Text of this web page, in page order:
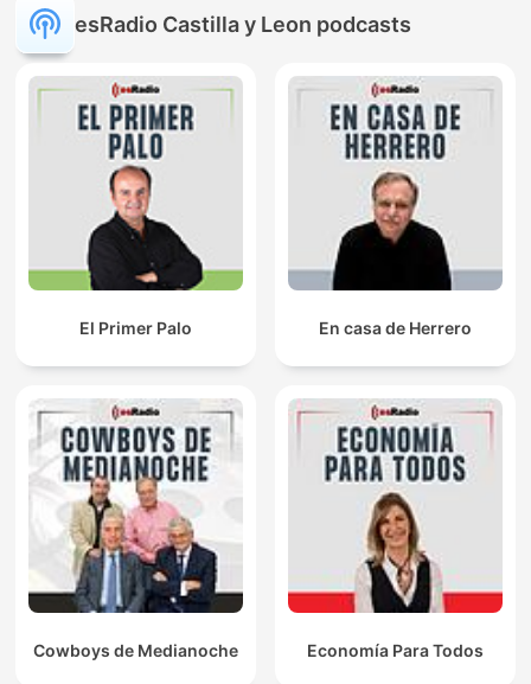
esRadio Castilla y Leon podcasts
El Primer Palo En casa de Herrero
Cowboys de Medianoche Economía Para Todos